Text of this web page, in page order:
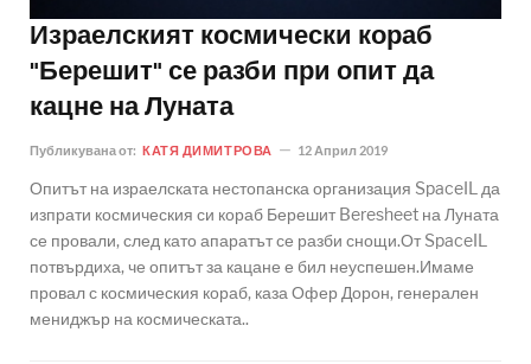
Израелският космически кораб
"Берешит" се разби при опит да
кацне на Луната
Публикувана от: КАТЯ ДИМИТРОВА 12 Април 2019
Опитът на израелската нестопанска организация SpaceIL да
изпрати космическия си кораб Берешит Beresheet на Луната
се провали, след като апаратът се разби снощи.От SpaceIL
потвърдиха, че опитът за кацане е бил неуспешен.Имаме
провал с космическия кораб, каза Офер Дорон, генерален
мениджър на космическата..